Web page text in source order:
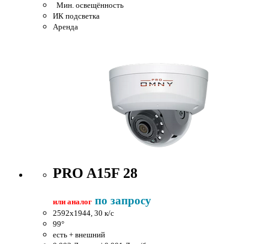
Мин. освещённость
ИК подсветка
Аренда
PRO A15F 28
или аналог по запросу
2592x1944, 30 к/c
99°
есть + внешний